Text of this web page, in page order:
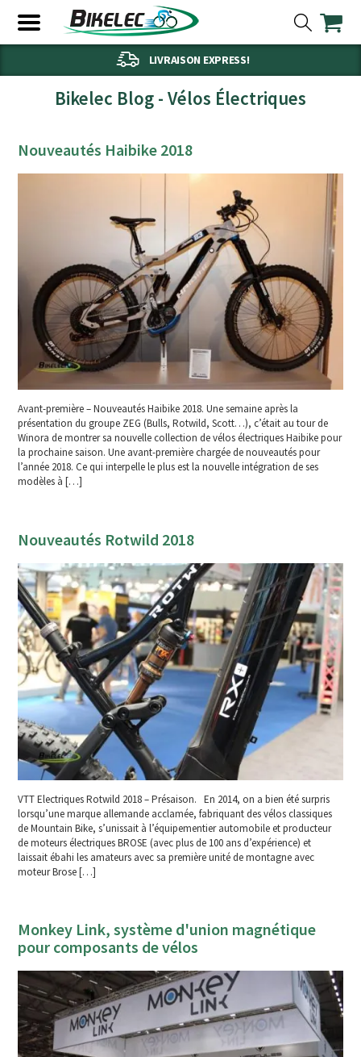
LIVRAISON EXPRESS!
Bikelec Blog - Vélos Électriques
Nouveautés Haibike 2018
Avant-première – Nouveautés Haibike 2018. Une semaine après la
présentation du groupe ZEG (Bulls, Rotwild, Scott…), c’était au tour de
Winora de montrer sa nouvelle collection de vélos électriques Haibike pour
la prochaine saison. Une avant-première chargée de nouveautés pour
l’année 2018. Ce qui interpelle le plus est la nouvelle intégration de ses
modèles à […]
Nouveautés Rotwild 2018
VTT Electriques Rotwild 2018 – Présaison. En 2014, on a bien été surpris
lorsqu’une marque allemande acclamée, fabriquant des vélos classiques
de Mountain Bike, s’unissait à l’équipementier automobile et producteur
de moteurs électriques BROSE (avec plus de 100 ans d’expérience) et
laissait ébahi les amateurs avec sa première unité de montagne avec
moteur Brose […]
Monkey Link, système d'union magnétique
pour composants de vélos